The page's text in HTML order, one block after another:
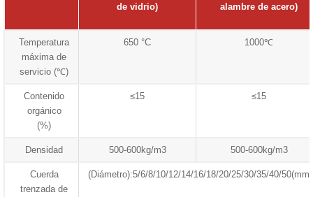
de vidrio)
alambre de acero)
Temperatura
máxima de
servicio (℃)
650 °C 1000℃
Contenido
orgánico
(%)
≤15 ≤15
Densidad 500-600kg/m3 500-600kg/m3
Cuerda
trenzada de
(Diámetro):5/6/8/10/12/14/16/18/20/25/30/35/40/50(mm)